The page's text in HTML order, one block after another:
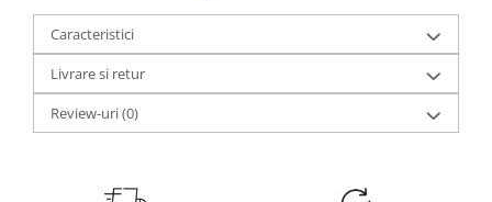
Caracteristici
Livrare si retur
Review-uri(0)